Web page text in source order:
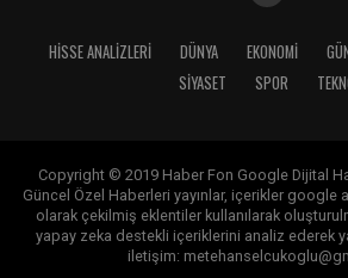
HISSE ANALIZLERI DÜNYA EKONOMİ
SİYASET
SPOR
Copyright © 2019 Haber Fon Google Dijital
Güncel Özel Haberleri yayınlar, içerikler google
olarak çekilmiş eklentiler kullanılarak
yapay zeka destekli içeriklerini analiz ederek
iletişim: